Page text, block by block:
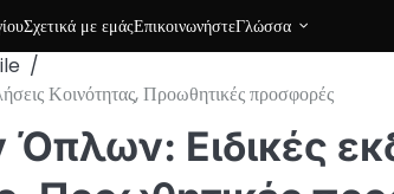
Σχετικά με εμάςΕπικοινωνήστεΓλώσσα
Κοινότητας, Προωθητικές προσφορές
Ειδικές